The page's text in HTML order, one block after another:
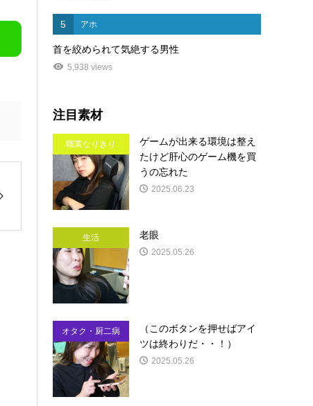
5 アホ
首を絞められて気絶する男性
5,938 views
注目素材
職業なりきり
ゲームが出来る環境は整え
たけど肝心のゲーム機を買
うの忘れた
2025.06.23
生活 老眼
2025.05.26
オタク・厨二病
（このボタンを押せばアイ
ツは終わりだ・・！）
2025.05.26